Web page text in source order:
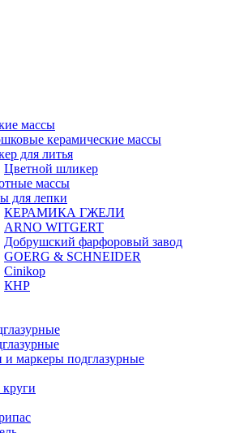
массы
керамические массы
для литья
Цветной шликер
массы
для лепки
КЕРАМИКА ГЖЕЛИ
ARNO WITGERT
Добрушский фарфоровый завод
GOERG & SCHNEIDER
Cinikop
КНР
маркеры подглазурные